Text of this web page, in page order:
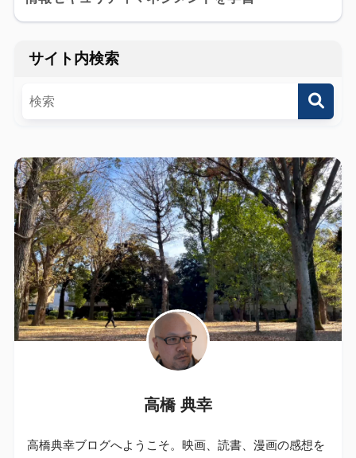
サイト内検索
高橋 典幸
高橋典幸ブログへようこそ。映画、読書、漫画の感想を